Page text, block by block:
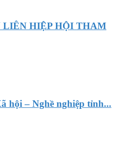
LIÊN HIỆP HỘI THAM
hội – Nghề nghiệp tỉnh...